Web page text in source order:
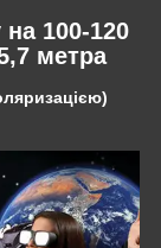
на 100-120
метра